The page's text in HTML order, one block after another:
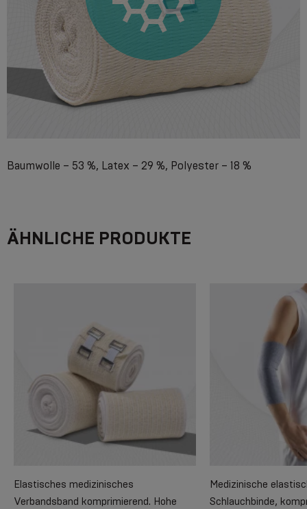
Baumwolle – 53 %, Latex – 29 %, Polyester – 18 %
ÄHNLICHE PRODUKTE
Elastisches medizinisches
Verbandsband komprimierend. Hohe
Medizinische
Schlauchbinde,